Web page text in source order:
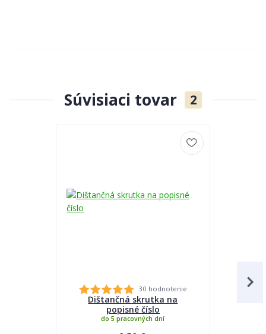
Súvisiaci tovar 2
30 hodnotenie
Dištančná skrutka na
popisné číslo
do 5 pracovných dní